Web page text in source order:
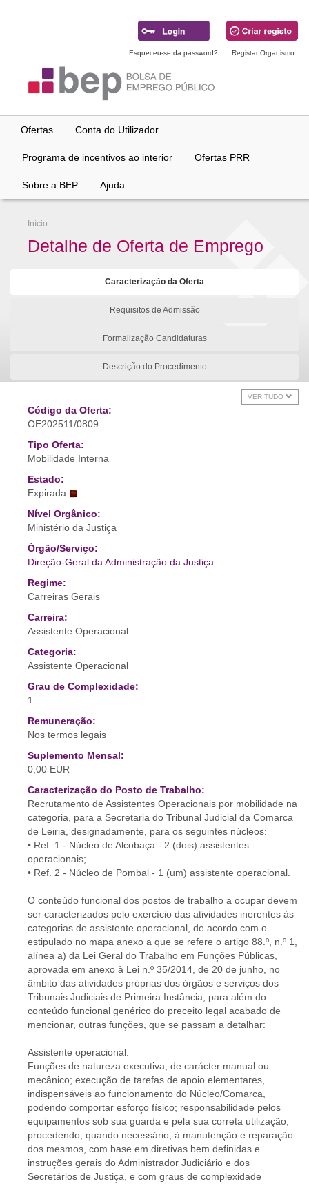
Esqueceu-se da password? Registar Organismo
Ofertas Conta do Utilizador
Programa de incentivos ao interior Ofertas PRR
Sobre a BEP Ajuda
Início
Detalhe de Oferta de Emprego
Caracterização da Oferta
Requisitos de Admissão
Formalização Candidaturas
Descrição do Procedimento
VER TUDO
Código da Oferta:
OE202511/0809
Tipo Oferta:
Mobilidade Interna
Estado:
Expirada
Nível Orgânico:
Ministério da Justiça
Órgão/Serviço:
Direção-Geral da Administração da Justiça
Regime:
Carreiras Gerais
Carreira:
Assistente Operacional
Categoria:
Assistente Operacional
Grau de Complexidade:
1
Remuneração:
Nos termos legais
Suplemento Mensal:
0,00 EUR
Caracterização do Posto de Trabalho:
Recrutamento de Assistentes Operacionais por mobilidade na
categoria, para a Secretaria do Tribunal Judicial da Comarca
de Leiria, designadamente, para os seguintes núcleos:
• Ref. 1 - Núcleo de Alcobaça - 2 (dois) assistentes
operacionais;
• Ref. 2 - Núcleo de Pombal - 1 (um) assistente operacional.
O conteúdo funcional dos postos de trabalho a ocupar devem
ser caracterizados pelo exercício das atividades inerentes às
categorias de assistente operacional, de acordo com o
estipulado no mapa anexo a que se refere o artigo 88.º, n.º 1,
alínea a) da Lei Geral do Trabalho em Funções Públicas,
aprovada em anexo à Lei n.º 35/2014, de 20 de junho, no
âmbito das atividades próprias dos órgãos e serviços dos
Tribunais Judiciais de Primeira Instância, para além do
conteúdo funcional genérico do preceito legal acabado de
mencionar, outras funções, que se passam a detalhar:
Assistente operacional:
Funções de natureza executiva, de carácter manual ou
mecânico; execução de tarefas de apoio elementares,
indispensáveis ao funcionamento do Núcleo/Comarca,
podendo comportar esforço físico; responsabilidade pelos
equipamentos sob sua guarda e pela sua correta utilização,
procedendo, quando necessário, à manutenção e reparação
dos mesmos, com base em diretivas bem definidas e
instruções gerais do Administrador Judiciário e dos
Secretários de Justiça, e com graus de complexidade